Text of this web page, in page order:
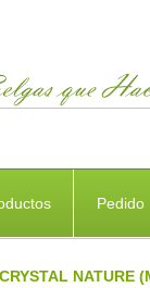
Pedido
NATURE